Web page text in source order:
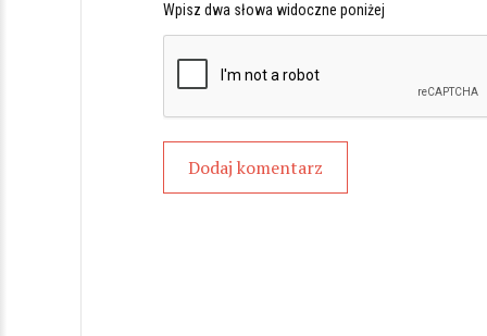
Wpisz dwa słowa widoczne poniżej